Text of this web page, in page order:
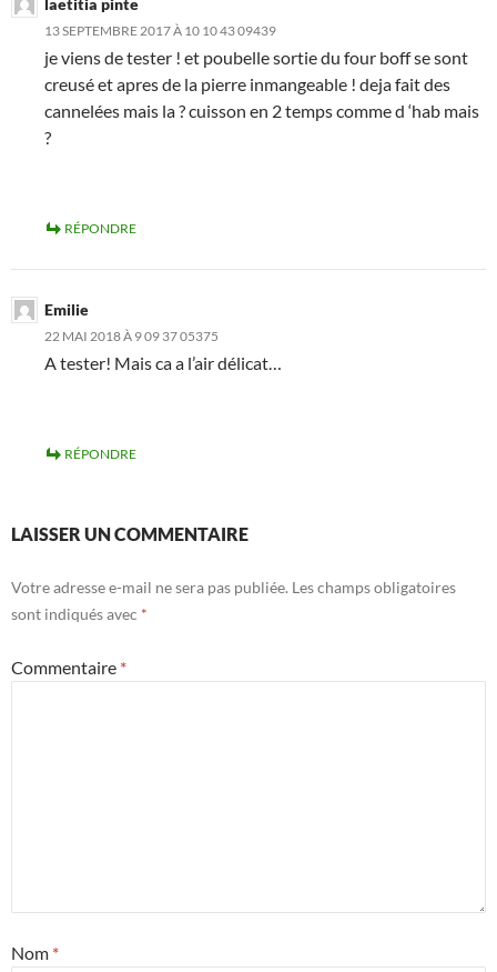
13 SEPTEMBRE 2017 À 10 10 43 09439
je viens de tester ! et poubelle sortie du four boff se sont
creusé et apres de la pierre inmangeable ! deja fait des
cannelées mais la ? cuisson en 2 temps comme d ‘hab mais
?
RÉPONDRE
Emilie
22 MAI 2018 À 9 09 37 05375
A tester! Mais ca a l’air délicat…
RÉPONDRE
LAISSER UN COMMENTAIRE
Votre adresse e-mail ne sera pas publiée. Les champs obligatoires
sont indiqués avec *
Commentaire *
Nom *